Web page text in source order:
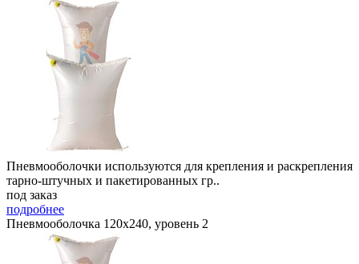
Пневмооболочки используются для крепления и раскрепления
тарно-штучных и пакетированных гр..
под заказ
подробнее
Пневмооболочка 120х240, уровень 2